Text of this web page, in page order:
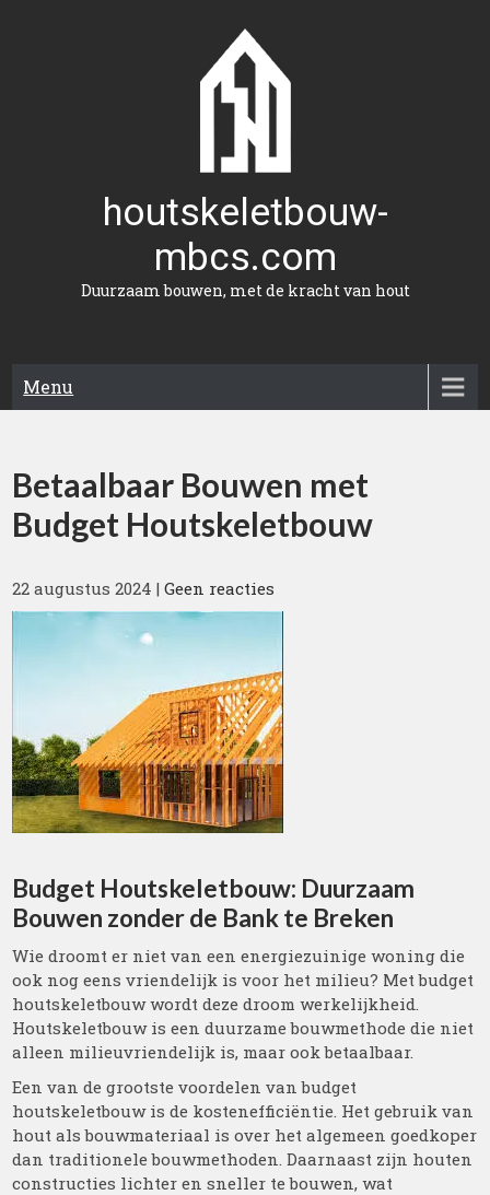
houtskeletbouw-
mbcs.com
Duurzaam bouwen, met de kracht van hout
Menu
Betaalbaar Bouwen met
Budget Houtskeletbouw
22 augustus 2024 |Geen reacties
Budget Houtskeletbouw: Duurzaam
Bouwen zonder de Bank te Breken
Wie droomt er niet van een energiezuinige woning die
ook nog eens vriendelijk is voor het milieu? Met budget
houtskeletbouw wordt deze droom werkelijkheid.
Houtskeletbouw is een duurzame bouwmethode die niet
alleen milieuvriendelijk is, maar ook betaalbaar.
Een van de grootste voordelen van budget
houtskeletbouw is de kostenefficiëntie. Het gebruik van
hout als bouwmateriaal is over het algemeen goedkoper
dan traditionele bouwmethoden. Daarnaast zijn houten
constructies lichter en sneller te bouwen, wat